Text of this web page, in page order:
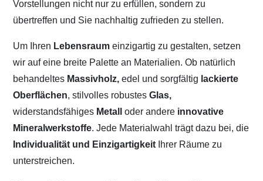
Vorstellungen nicht nur zu erfüllen, sondern zu
übertreffen und Sie nachhaltig zufrieden zu stellen.
Um Ihren Lebensraumeinzigartig zu gestalten, setzen
wir auf eine breite Palette an Materialien. Ob natürlich
behandeltes Massivholz, edel und sorgfältig lackierte
Oberflächen, stilvolles robustesGlas,
widerstandsfähiges Metalloder andere innovative
Mineralwerkstoffe. Jede Materialwahl trägt dazu bei, die
Individualität und Einzigartigkeit Ihrer Räume zu
unterstreichen.